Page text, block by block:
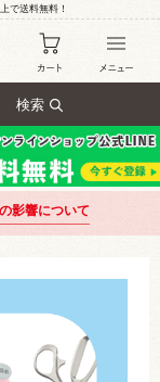
で送料無料！
検索
影響について